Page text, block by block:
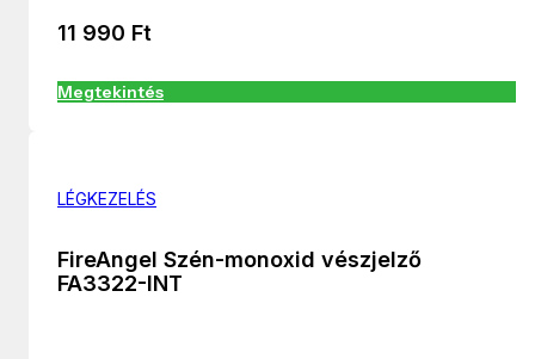
11 990 Ft
Megtekintés
LÉGKEZELÉS
FireAngel Szén-monoxid vészjelző
FA3322-INT